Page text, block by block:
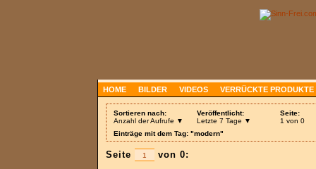
HOME BILDER VIDEOS VERRÜCKTE PRODUKTE
Sortieren nach:
Anzahl der Aufrufe ▼
Veröffentlicht:
Letzte 7 Tage ▼
Seite:
1 von 0
Einträge mit dem Tag: "modern"
Seite von 0: